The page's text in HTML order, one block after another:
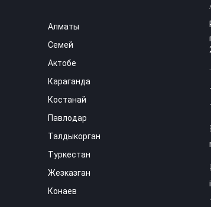
Алматы
Семей
Актобе
Караганда
Костанай
Павлодар
Талдыкорган
Туркестан
Жезказган
Конаев